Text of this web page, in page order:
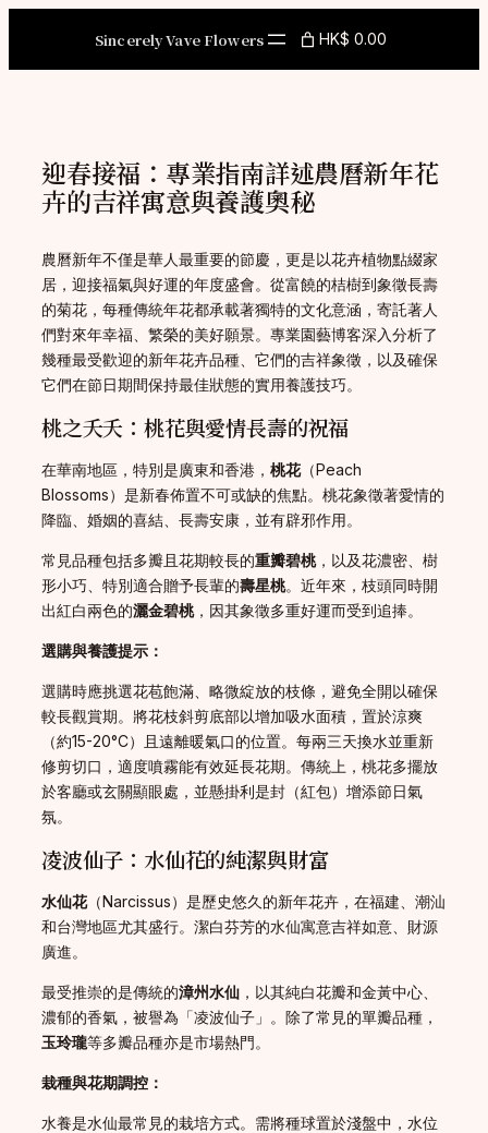
Sincerely Vave Flowers HK$ 0.00
迎春接福：專業指南詳述農曆新年花
卉的吉祥寓意與養護奧秘
農曆新年不僅是華人最重要的節慶，更是以花卉植物點綴家
居，迎接福氣與好運的年度盛會。從富饒的桔樹到象徵長壽
的菊花，每種傳統年花都承載著獨特的文化意涵，寄託著人
們對來年幸福、繁榮的美好願景。專業園藝博客深入分析了
幾種最受歡迎的新年花卉品種、它們的吉祥象徵，以及確保
它們在節日期間保持最佳狀態的實用養護技巧。
桃之夭夭：桃花與愛情長壽的祝福
在華南地區，特別是廣東和香港， 桃花（Peach
Blossoms）是新春佈置不可或缺的焦點。桃花象徵著愛情的
降臨、婚姻的喜結、長壽安康，並有辟邪作用。
常見品種包括多瓣且花期較長的重瓣碧桃，以及花濃密、樹
形小巧、特別適合贈予長輩的壽星桃。近年來，枝頭同時開
出紅白兩色的灑金碧桃，因其象徵多重好運而受到追捧。
選購與養護提示：
選購時應挑選花苞飽滿、略微綻放的枝條，避免全開以確保
較長觀賞期。將花枝斜剪底部以增加吸水面積，置於涼爽
（約15-20°C）且遠離暖氣口的位置。每兩三天換水並重新
修剪切口，適度噴霧能有效延長花期。傳統上，桃花多擺放
於客廳或玄關顯眼處，並懸掛利是封（紅包）增添節日氣
氛。
凌波仙子：水仙花的純潔與財富
水仙花（Narcissus）是歷史悠久的新年花卉，在福建、潮汕
和台灣地區尤其盛行。潔白芬芳的水仙寓意吉祥如意、財源
廣進。
最受推崇的是傳統的漳州水仙 ，以其純白花瓣和金黃中心、
濃郁的香氣，被譽為「凌波仙子」。除了常見的單瓣品種，
玉玲瓏等多瓣品種亦是市場熱門。
栽種與花期調控：
水養是水仙最常見的栽培方式。需將種球置於淺盤中，水位